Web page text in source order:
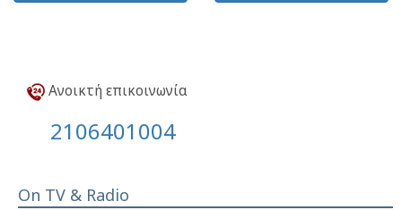
Ανοικτή επικοινωνία
2106401004
On TV & Radio